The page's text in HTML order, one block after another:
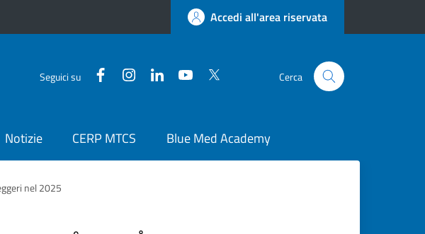
Accedi all'area riservata
Seguici su FacebookInstagramLinkedInYouTube Cerca
Notizie CERP MTCS Blue Med Academy
nel 2025